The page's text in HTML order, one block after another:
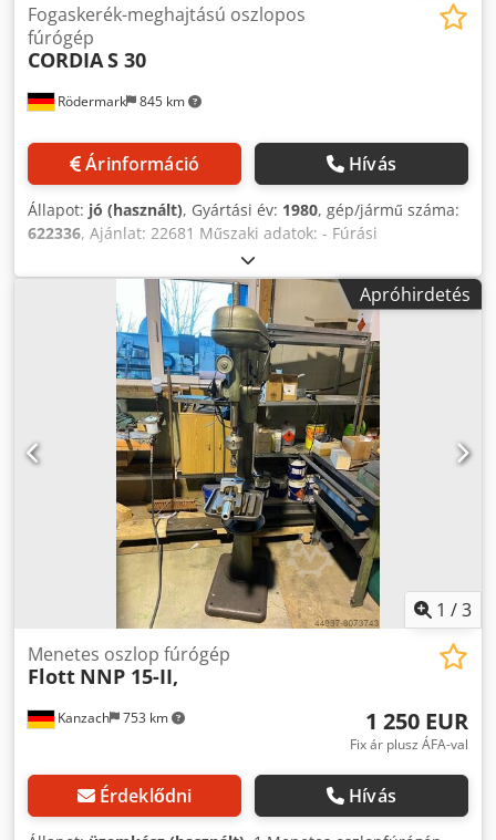
Rödermark 845 km
Fogaskerék-meghajtású oszlopos
fúrógép
CORDIAS 30
Árinformáció Hívás
Állapot: jó (használt), Gyártási év: 1980, gép/jármű száma:
622336, Ajánlat: 22681 Műszaki adatok: - Fúrási
teljesítmény ST 60 acélban: 30 mm - Fúróorsó-rögzítés: MK
3 - Fúróorsó-löket: 160 mm - 9 fúróorsó-fordulatszám: 90 –
1450 ford./perc - Kar: 300 mm - Asztal 2 T-horonnyal
Cjdozp E Ucopfx Ahcorf - Asztal mérete: 400 x 450 mm -
Max. távolság az asztal és a fúróorsó között: 660 mm -
Magasságállítható fogaskerékkel és kézi hajtókarral -
Meghajtás: 400 V / 1,2 kW - Szükséges hely: kb. Sz 600 x Ma
2100 x Mé 850 mm - Súly: kb. 300 kg - Tartalmazza: -
Fúrótokmány - 10 db HSS fúró: 8 – 20 mm
Apróhirdetés
1 /3
Kanzach 753 km
Menetes oszlop fúrógép
Flott NNP 15-II,
1 250 EUR
Fix ár plusz ÁFA-val
Érdeklődni Hívás